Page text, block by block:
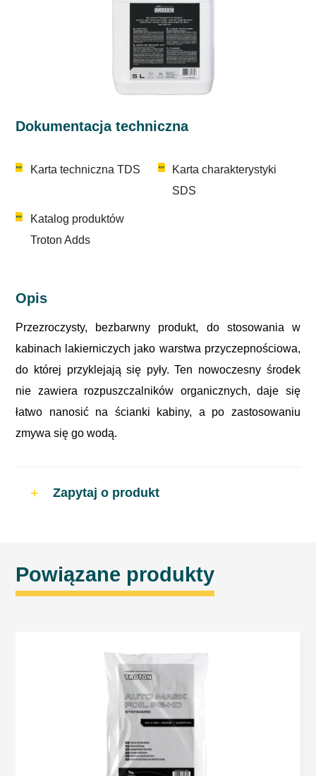
Dokumentacja techniczna
Karta techniczna TDS
Karta charakterystyki
SDS
Katalog produktów
Troton Adds
Opis
Przezroczysty, bezbarwny produkt, do stosowania w
kabinach lakierniczych jako warstwa przyczepnościowa,
do której przyklejają się pyły. Ten nowoczesny środek
nie zawiera rozpuszczalników organicznych, daje się
łatwo nanosić na ścianki kabiny, a po zastosowaniu
zmywa się go wodą.
Zapytaj o produkt
Powiązane produkty